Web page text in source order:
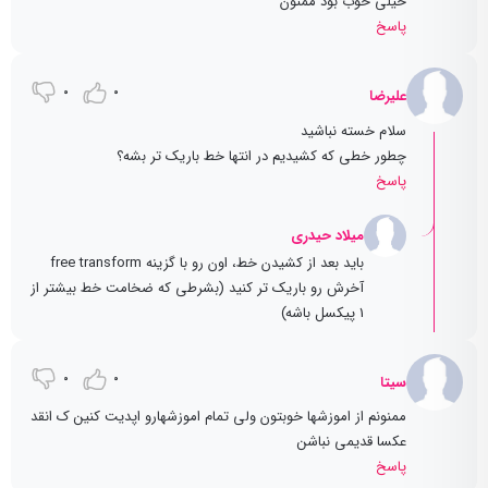
پاسخ
علیرضا 0
0
سلام خسته نباشید
چطور خطی که کشیدیم در انتها خط باریک تر بشه؟
پاسخ
میلاد حیدری
باید بعد از کشیدن خط، اون رو با گزینه free transform
آخرش رو باریک تر کنید (بشرطی که ضخامت خط بیشتر از
1 پیکسل باشه)
سیتا 0
0
ممنونم از اموزشها خوبتون ولی تمام اموزشهارو اپدیت کنین ک انقد
عکسا قدیمی نباشن
پاسخ